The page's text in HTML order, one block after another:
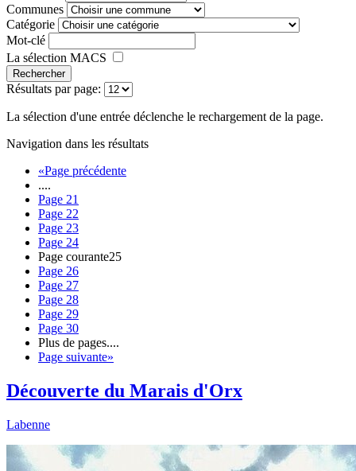
Communes
Catégorie
Mot-clé
La sélection MACS
Rechercher
Résultats par page:
La sélection d'une entrée déclenche le rechargement de la page.
Navigation dans les résultats
«Page précédente
....
Page 21
Page 22
Page 23
Page 24
Page courante25
Page 26
Page 27
Page 28
Page 29
Page 30
Plus de pages....
Page suivante»
Découverte du Marais d'Orx
Labenne